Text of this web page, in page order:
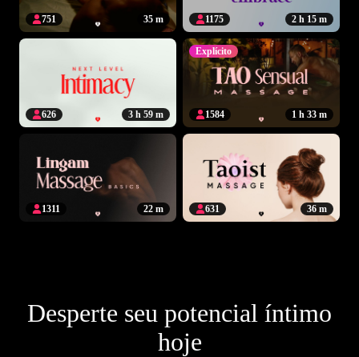
35 m
751 2 h 15 m
1175
3 h 59 m
626
Explícito
1 h 33 m
1584
22 m
1311 36 m
631
Desperte seu potencial íntimo
hoje